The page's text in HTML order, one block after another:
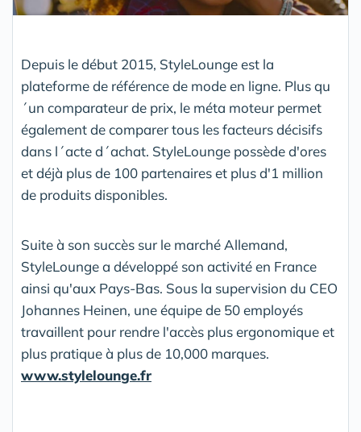
Depuis le début 2015, StyleLounge est la
plateforme de référence de mode en ligne. Plus qu
´un comparateur de prix, le méta moteur permet
également de comparer tous les facteurs décisifs
dans l´acte d´achat. StyleLounge possède d'ores
et déjà plus de 100 partenaires et plus d'1 million
de produits disponibles.
Suite à son succès sur le marché Allemand,
StyleLounge a développé son activité en France
ainsi qu'aux Pays-Bas. Sous la supervision du CEO
Johannes Heinen, une équipe de 50 employés
travaillent pour rendre l'accès plus ergonomique et
plus pratique à plus de 10,000 marques.
www.stylelounge.fr